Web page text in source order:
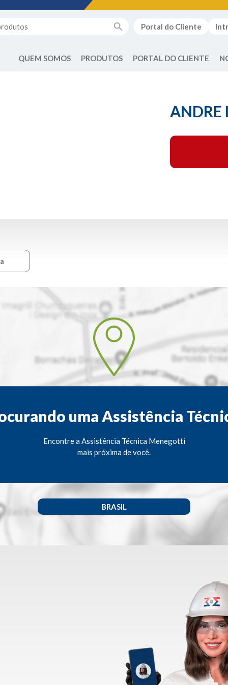
Portal do Cliente
QUEM SOMOS PRODUTOS PORTAL DO CLIENTE
ANDRE
uma Assistência
Encontre a Assistência Técnica Menegotti
mais próxima de você.
BRASIL